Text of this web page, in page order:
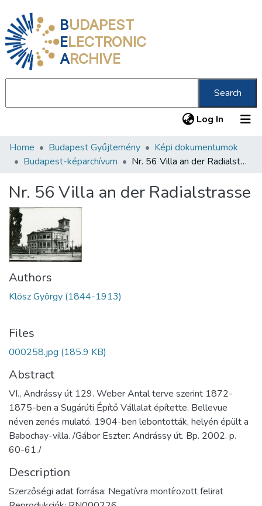
BUDAPEST
ELECTRONIC
ARCHIVE
Search
Log In (current)
Communities & Collections
Statistics
About us
Home Budapest Gyűjtemény
Képi dokumentumok
Budapest-képarchívum
Nr. 56 Villa an der Radialstrasse
Nr. 56 Villa an der Radialstrasse
Authors
Klösz György (1844-1913)
Files
000258.jpg (185.9 KB)
Abstract
VI., Andrássy út 129. Weber Antal terve szerint 1872-
1875-ben a Sugárúti Építő Vállalat építette. Bellevue
néven zenés mulató. 1904-ben lebontották, helyén épült a
Babochay-villa. /Gábor Eszter: Andrássy út. Bp. 2002. p.
60-61./
Description
Szerzőségi adat forrása: Negatívra montírozott felirat